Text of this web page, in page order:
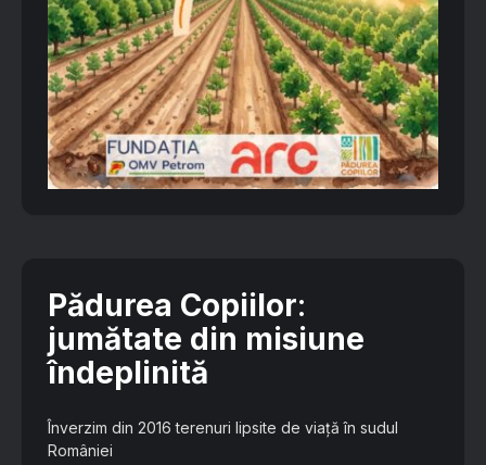
Pădurea Copiilor:
jumătate din misiune
îndeplinită
Înverzim din 2016 terenuri lipsite de viață în sudul
României